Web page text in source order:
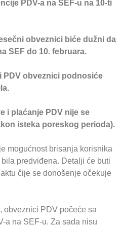
PDV-a na SEF-u na 10-ti
obveznici biće dužni da
SEF do 10. februara.
PDV obveznici podnosiće
i plaćanje PDV nije se
isteka poreskog perioda).
mogućnost brisanja korisnika
predviđena. Detalji će buti
čije se donošenje očekuje
obveznici PDV počeće sa
a na SEF-u. Za sada nisu